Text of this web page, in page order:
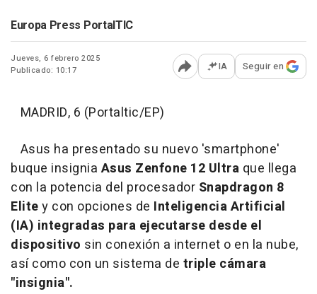
Europa Press PortalTIC
Jueves, 6 febrero 2025
Publicado: 10:17
Abrir opciones para
IA Seguir en
MADRID, 6 (Portaltic/EP)
Asus ha presentado su nuevo 'smartphone'
buque insignia Asus Zenfone 12 Ultra que llega
con la potencia del procesador Snapdragon 8
Elitey con opciones de Inteligencia Artificial
(IA) integradas para ejecutarse desde el
dispositivo sin conexión a internet o en la nube,
así como con un sistema de triple cámara
"insignia".